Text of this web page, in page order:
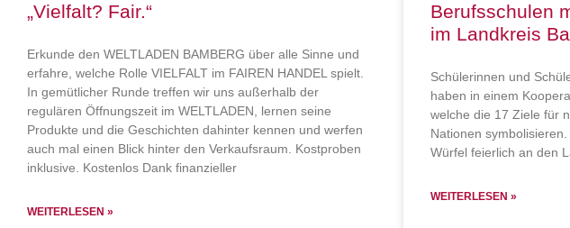
„Vielfalt? Fair.“
Erkunde den WELTLADEN BAMBERG über alle Sinne und
erfahre, welche Rolle VIELFALT im FAIREN HANDEL spielt.
In gemütlicher Runde treffen wir uns außerhalb der
regulären Öffnungszeit im WELTLADEN, lernen seine
Produkte und die Geschichten dahinter kennen und werfen
auch mal einen Blick hinter den Verkaufsraum. Kostproben
inklusive. Kostenlos Dank finanzieller
WEITERLESEN »
Berufsschulen
im Landkreis
Schülerinnen und
haben in einem
welche die 17 Ziele für
Nationen
Würfel feierlich an den
WEITERLESEN »